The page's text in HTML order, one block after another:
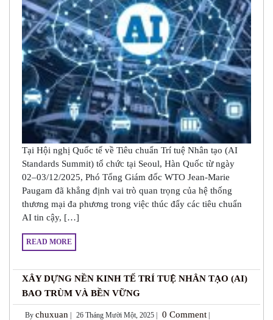
Tại Hội nghị Quốc tế về Tiêu chuẩn Trí tuệ Nhân tạo (AI
Standards Summit) tổ chức tại Seoul, Hàn Quốc từ ngày
02–03/12/2025, Phó Tổng Giám đốc WTO Jean-Marie
Paugam đã khẳng định vai trò quan trọng của hệ thống
thương mại đa phương trong việc thúc đẩy các tiêu chuẩn
AI tin cậy, […]
READ MORE
XÂY DỰNG NỀN KINH TẾ TRÍ TUỆ NHÂN TẠO (AI)
BAO TRÙM VÀ BỀN VỮNG
By chuxuan | 26 Tháng Mười Một, 2025 | 0 Comment |